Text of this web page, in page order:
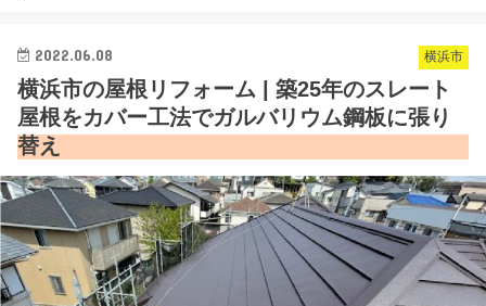
横浜市
2022.06.08
横浜市の屋根リフォーム | 築25年のスレート
屋根をカバー工法でガルバリウム鋼板に張り
替え